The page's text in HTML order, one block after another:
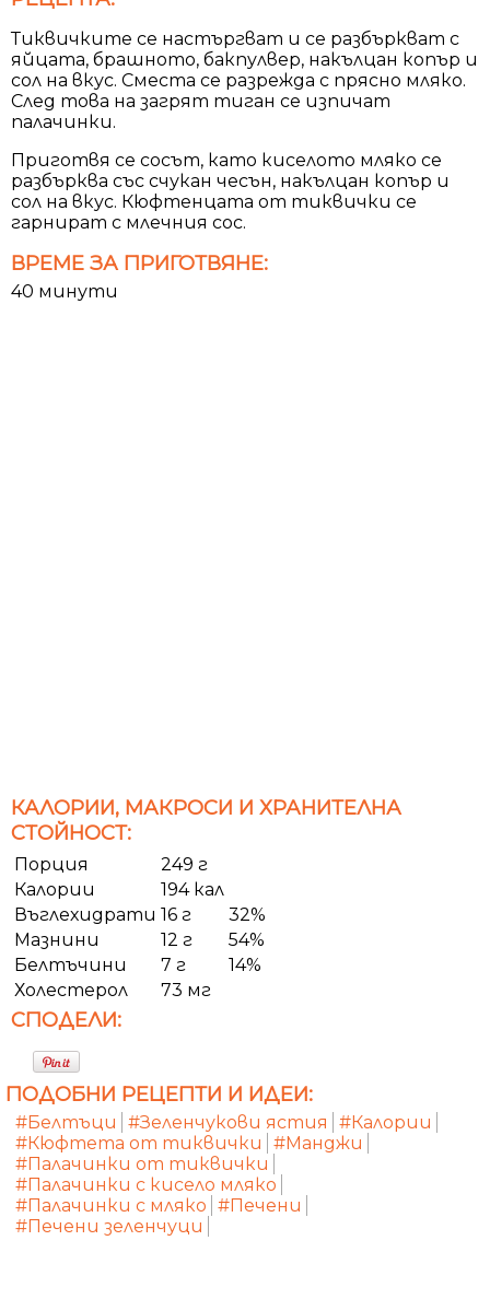
Тиквичките се настъргват и се разбъркват с
яйцата, брашното, бакпулвер, накълцан копър и
сол на вкус. Сместа се разрежда с прясно мляко.
След това на загрят тиган се изпичат
палачинки.
Приготвя се сосът, като киселото мляко се
разбърква със счукан чесън, накълцан копър и
сол на вкус. Кюфтенцата от тиквички се
гарнират с млечния сос.
ВРЕМЕ ЗА ПРИГОТВЯНЕ:
40 минути
КАЛОРИИ, МАКРОСИ И ХРАНИТЕЛНА
СТОЙНОСТ:
Порция
249 г
Калории
194 кал
Въглехидрати 16 г
32%
Мазнини
12 г
54%
Белтъчини
7 г
14%
Холестерол
73 мг
СПОДЕЛИ:
ПОДОБНИ РЕЦЕПТИ И ИДЕИ:
#Белтъци #Зеленчукови ястия
#Калории
#Кюфтета от тиквички
#Манджи
#Палачинки от тиквички
#Палачинки с кисело мляко
#Палачинки с мляко #Печени
#Печени зеленчуци